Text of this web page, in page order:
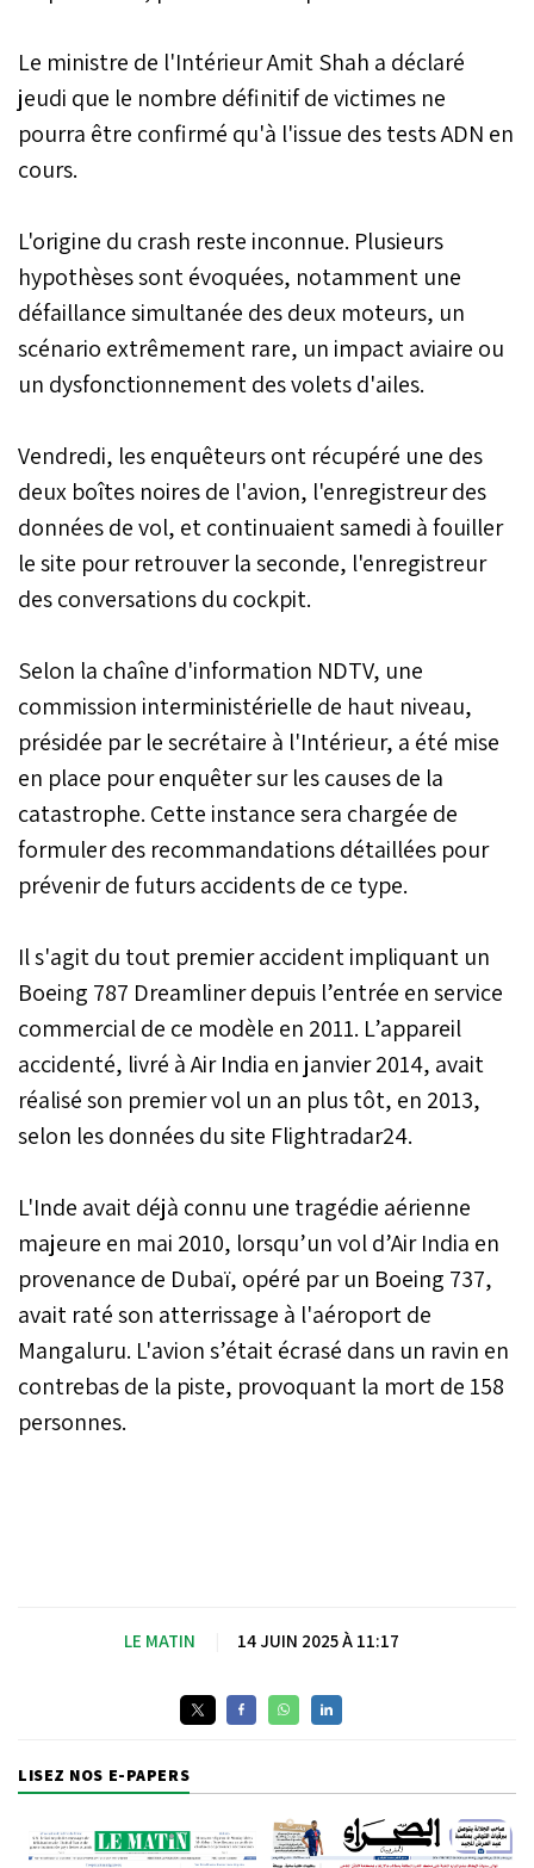
Le ministre de l'Intérieur Amit Shah a déclaré
jeudi que le nombre définitif de victimes ne
pourra être confirmé qu'à l'issue des tests ADN en
cours.
L'origine du crash reste inconnue. Plusieurs
hypothèses sont évoquées, notamment une
défaillance simultanée des deux moteurs, un
scénario extrêmement rare, un impact aviaire ou
un dysfonctionnement des volets d'ailes.
Vendredi, les enquêteurs ont récupéré une des
deux boîtes noires de l'avion, l'enregistreur des
données de vol, et continuaient samedi à fouiller
le site pour retrouver la seconde, l'enregistreur
des conversations du cockpit.
Selon la chaîne d'information NDTV, une
commission interministérielle de haut niveau,
présidée par le secrétaire à l'Intérieur, a été mise
en place pour enquêter sur les causes de la
catastrophe. Cette instance sera chargée de
formuler des recommandations détaillées pour
prévenir de futurs accidents de ce type.
Il s'agit du tout premier accident impliquant un
Boeing 787 Dreamliner depuis l’entrée en service
commercial de ce modèle en 2011. L’appareil
accidenté, livré à Air India en janvier 2014, avait
réalisé son premier vol un an plus tôt, en 2013,
selon les données du site Flightradar24.
L'Inde avait déjà connu une tragédie aérienne
majeure en mai 2010, lorsqu’un vol d’Air India en
provenance de Dubaï, opéré par un Boeing 737,
avait raté son atterrissage à l'aéroport de
Mangaluru. L'avion s’était écrasé dans un ravin en
contrebas de la piste, provoquant la mort de 158
personnes.
LE MATIN 14 JUIN 2025 À 11:17
LISEZ NOS E-PAPERS